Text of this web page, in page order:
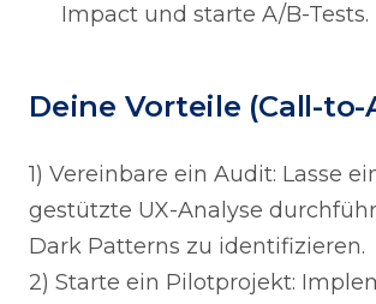
Impact und starte A/B-Tests.
Deine Vorteile (Call-
1) Vereinbare ein Audit: Lasse
gestützte UX-Analyse
Dark Patterns zu identifizieren.
2) Starte ein Pilotprojekt: